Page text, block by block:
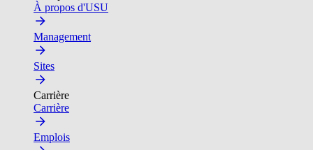
À propos d'USU
Management
Sites
Carrière
Carrière
Emplois